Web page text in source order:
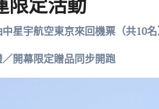
星宇航空東京來回機票（共10
開幕限定贈品同步開跑